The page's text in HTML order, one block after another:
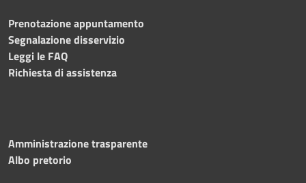
Prenotazione appuntamento
Segnalazione disservizio
Leggi le FAQ
Richiesta di assistenza
Amministrazione trasparente
Albo pretorio